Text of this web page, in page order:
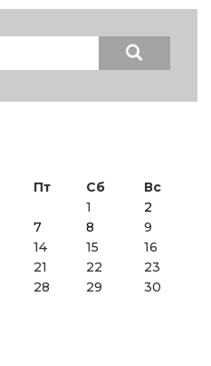
Пт Сб
Вс
1
2
7 8
9
14 15
16
21 22
23
28 29
30